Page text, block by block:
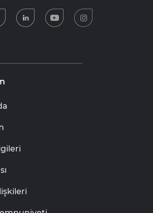
twitter linkedin youtube